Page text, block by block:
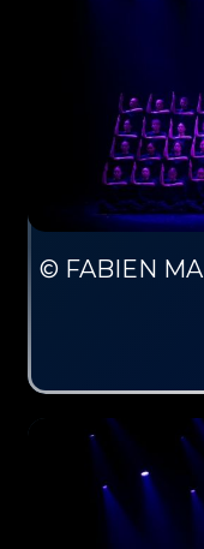
© FABIEN